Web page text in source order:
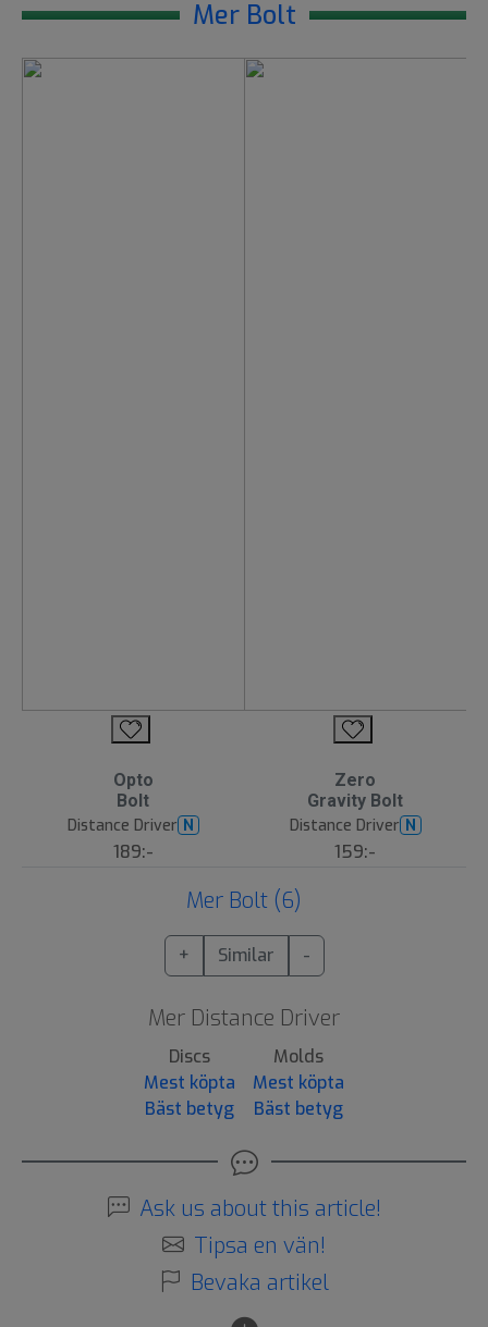
Mer Bolt
Opto
Bolt
Distance Driver N
189:-
Zero
Gravity Bolt
Distance Driver N
159:-
Mer Bolt (6)
+ Similar -
Mer Distance Driver
Discs
Mest köpta
Bäst betyg
Molds
Mest köpta
Bäst betyg
Ask us about this article!
Tipsa en vän!
Bevaka artikel